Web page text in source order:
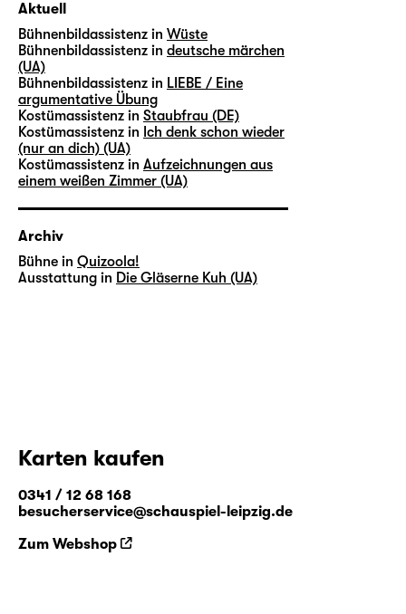
Aktuell
Bühnenbildassistenz in Wüste
Bühnenbildassistenz in deutsche märchen
(UA)
Bühnenbildassistenz in LIEBE / Eine
argumentative Übung
Kostümassistenz in Staubfrau (DE)
Kostümassistenz in Ich denk schon wieder
(nur an dich) (UA)
Kostümassistenz in Aufzeichnungen aus
einem weißen Zimmer (UA)
Archiv
Bühne in Quizoola!
Ausstattung in Die Gläserne Kuh (UA)
Karten kaufen
0341 / 12 68 168
besucherservice@schauspiel-leipzig.de
Zum Webshop